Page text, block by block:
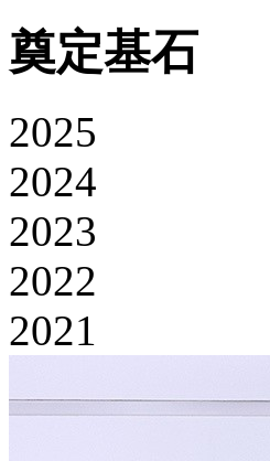
奠定基石
2025
2024
2023
2022
2021